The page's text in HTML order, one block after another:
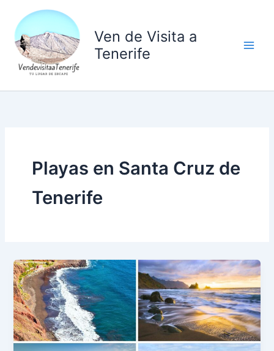
contenido
Ven de Visita a
Tenerife
Playas en Santa Cruz de
Tenerife